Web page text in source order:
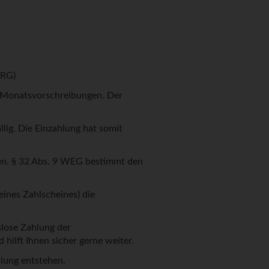
Der
Die Einzahlung hat somit
§ 32 Abs. 9 WEG bestimmt den
Zahlscheines) die
Zahlung der
hilft Ihnen sicher gerne weiter.
entstehen.